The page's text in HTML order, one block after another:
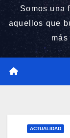
Somos una
aquellos que
ACTUALIDAD